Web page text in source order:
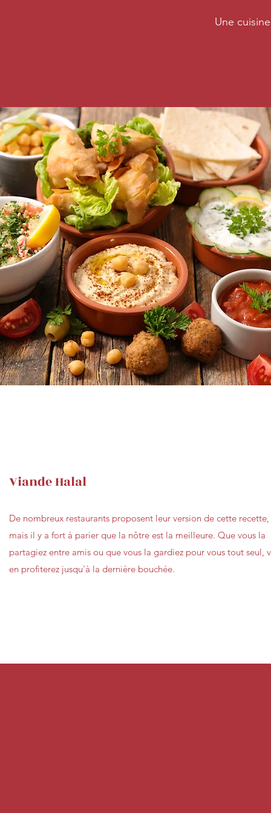
Une
Viande Halal
De nombreux restaurants proposent leur version de cette recette,
mais il y a fort à parier que la nôtre est la meilleure. Que vous la
partagiez entre amis ou que vous la gardiez pour vous tout seul,
en profiterez jusqu'à la dernière bouchée.